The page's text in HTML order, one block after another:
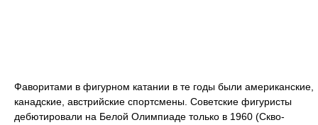
Фаворитами в фигурном катании в те годы были американские,
канадские, австрийские спортсмены. Советские фигуристы
дебютировали на Белой Олимпиаде только в 1960 (Скво-